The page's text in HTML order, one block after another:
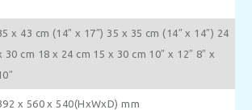
x 43 cm (14″ x 17″) 35 x 35 cm (14″ x 14″) 24
30 cm 18 x 24 cm 15 x 30 cm 10″ x 12″ 8″ x
x 560 x 540(HxWxD) mm